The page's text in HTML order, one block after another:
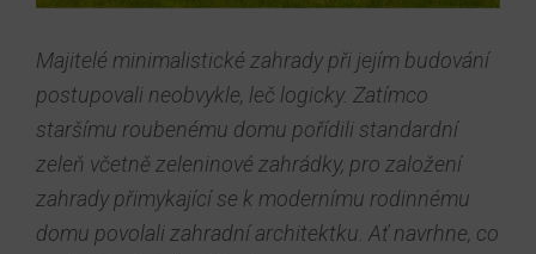
Majitelé minimalistické zahrady při jejím budování
postupovali neobvykle, leč logicky. Zatímco
staršímu roubenému domu pořídili standardní
zeleň včetně zeleninové zahrádky, pro založení
zahrady přimykající se k modernímu rodinnému
domu povolali zahradní architektku. Ať navrhne, co